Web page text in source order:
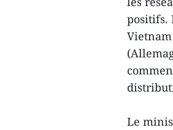
positifs.
Le